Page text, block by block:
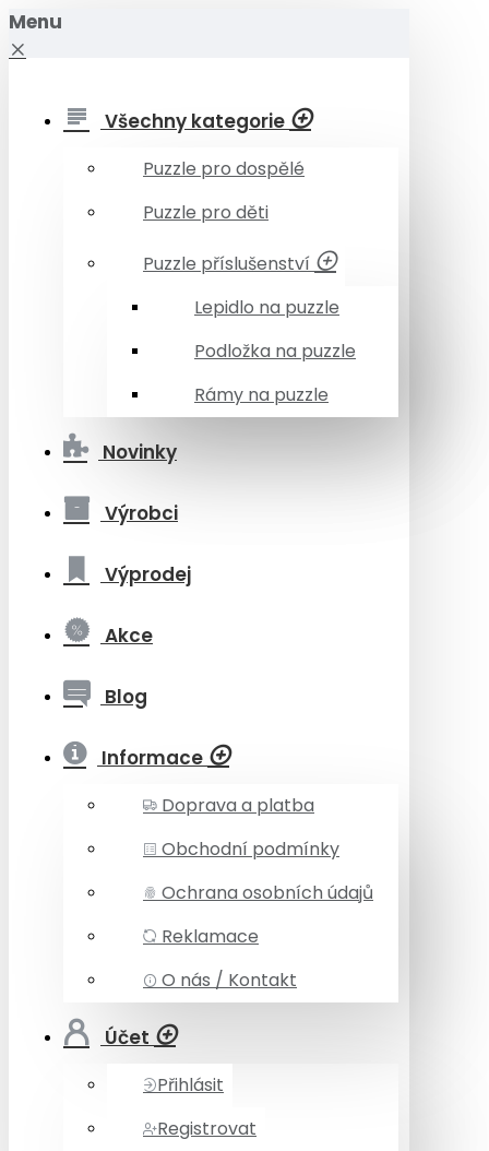
Menu
Všechny kategorie
Puzzle pro dospělé
Puzzle pro děti
Puzzle příslušenství
Lepidlo na puzzle
Podložka na puzzle
Rámy na puzzle
Novinky
Výrobci
Výprodej
Akce
Blog
Informace
Doprava a platba
Obchodní podmínky
Ochrana osobních údajů
Reklamace
O nás / Kontakt
Účet
Přihlásit
Registrovat